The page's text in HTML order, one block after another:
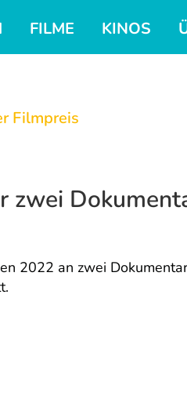
FILME KINOS
Filmpreis
zwei
2022 an zwei